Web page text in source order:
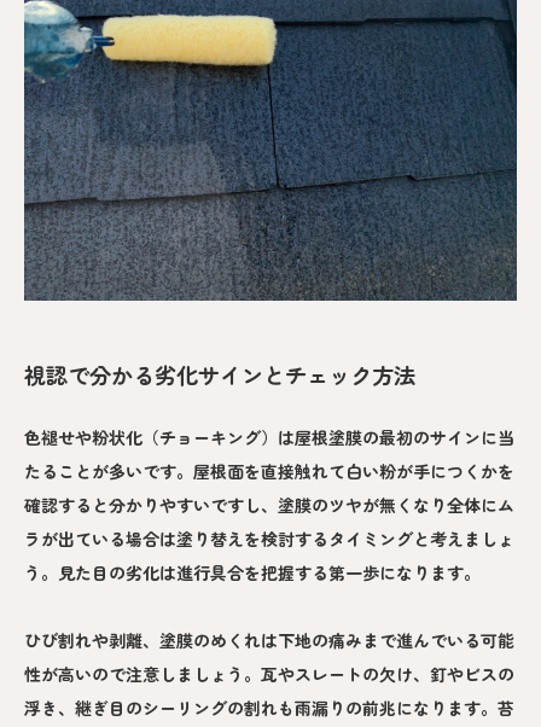
視認で分かる劣化サインとチェック方法
色褪せや粉状化（チョーキング）は屋根塗膜の最初のサインに当
たることが多いです。屋根面を直接触れて白い粉が手につくかを
確認すると分かりやすいですし、塗膜のツヤが無くなり全体にム
ラが出ている場合は塗り替えを検討するタイミングと考えましょ
う。見た目の劣化は進行具合を把握する第一歩になります。
ひび割れや剥離、塗膜のめくれは下地の痛みまで進んでいる可能
性が高いので注意しましょう。瓦やスレートの欠け、釘やビスの
浮き、継ぎ目のシーリングの割れも雨漏りの前兆になります。苔